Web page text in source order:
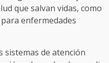
que salvan vidas, como
enfermedades
sistemas de atención